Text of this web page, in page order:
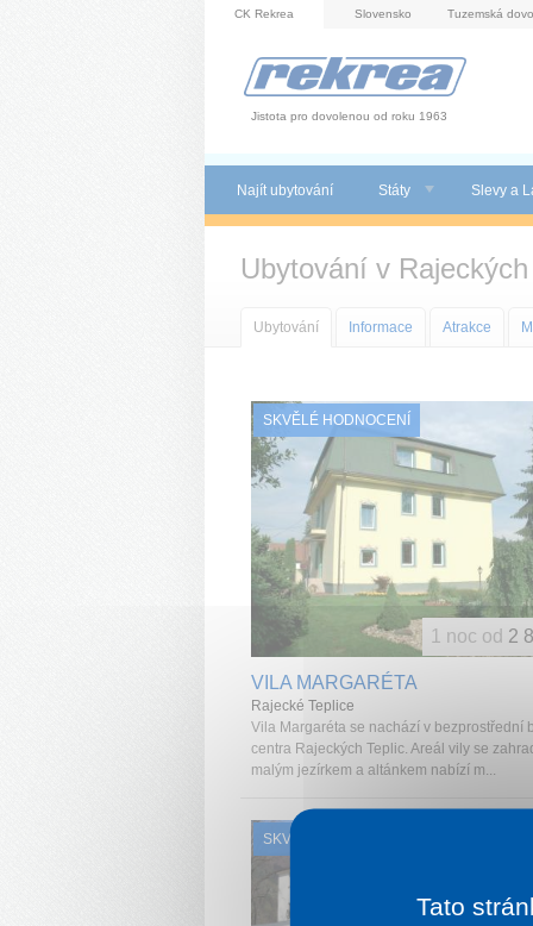
CK Rekrea Slovensko Tuzemská
Jistota pro dovolenou od roku 1963
Najít ubytování Státy Slevy a
Ubytování v
Ubytování Informace Atrakce
SKVĚLÉ HODNOCENÍ
VILA MARGARÉTA
Rajecké Teplice
Vila Margaréta se nachází v bezprostřední
centra Rajeckých Teplic. Areál vily se
malým jezírkem a altánkem nabízí m...
1 noc od 2
SKVĚLÉ HODNOCENÍ
Tato